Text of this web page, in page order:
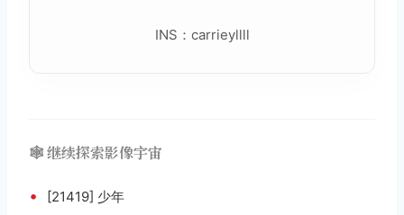
INS：carrieyllll
🕸️ 继续探索影像宇宙
• [21419] 少年